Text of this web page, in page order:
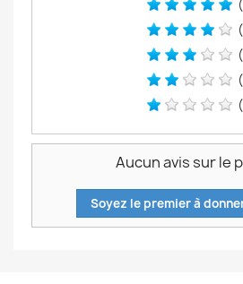
Aucun avis sur le
Soyez le premier à